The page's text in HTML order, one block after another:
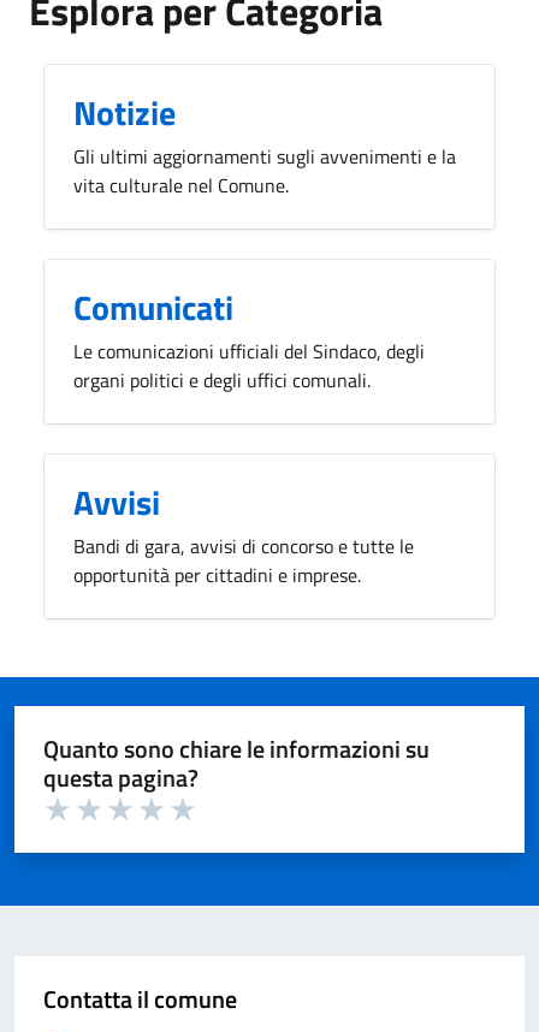
Notizie
Gli ultimi aggiornamenti sugli avvenimenti e la
vita culturale nel Comune.
Comunicati
Le comunicazioni ufficiali del Sindaco, degli
organi politici e degli uffici comunali.
Avvisi
Bandi di gara, avvisi di concorso e tutte le
opportunità per cittadini e imprese.
Quanto sono chiare le informazioni su
questa pagina?
Contatta il comune